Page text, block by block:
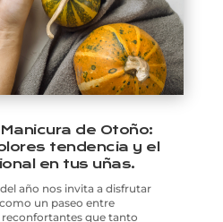
de Otoño:
tendencia y el
en tus uñas.
año nos invita a disfrutar
un paseo entre
reconfortantes que tanto